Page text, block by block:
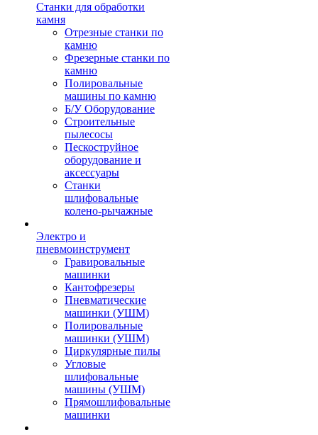
Станки для обработки
камня
Отрезные станки по
камню
Фрезерные станки по
камню
Полировальные
машины по камню
Б/У Оборудование
Строительные
пылесосы
Пескоструйное
оборудование и
аксессуары
Станки
шлифовальные
колено-рычажные
Электро и
пневмоинструмент
Гравировальные
машинки
Кантофрезеры
Пневматические
машинки (УШМ)
Полировальные
машинки (УШМ)
Циркулярные пилы
Угловые
шлифовальные
машины (УШМ)
Прямошлифовальные
машинки